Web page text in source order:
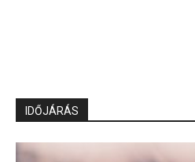
IDŐJÁRÁS